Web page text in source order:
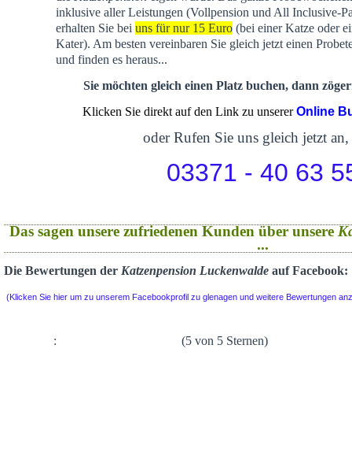
inklusive aller Leistungen (Vollpension und All Inclusive-
erhalten Sie bei uns für nur 15 Euro(bei einer Katze oder
Kater). Am besten vereinbaren Sie gleich jetzt einen
und finden es heraus...
Sie möchten gleich einen Platz buchen, dann
Klicken Sie direkt auf den Link zu unsererOnline
oder Rufen Sie uns gleich jetzt an,
03371 - 40 63
Das sagen unsere zufriedenen Kunden über unsere
...
Die Bewertungen der Katzenpension Luckenwalde auf Facebook:
(Klicken Sie hier um zu unserem Facebookprofil zu glenagen und weitere Bewertungen
: (5 von 5 Sternen)